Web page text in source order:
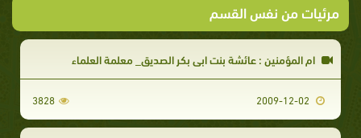
مرئيات من نفس القسم
ام المؤمنين : عائشة بنت ابي بكر الصديق_ معلمة العلماء
3828